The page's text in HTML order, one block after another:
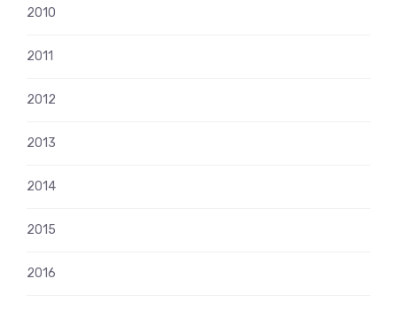
2010
2011
2012
2013
2014
2015
2016